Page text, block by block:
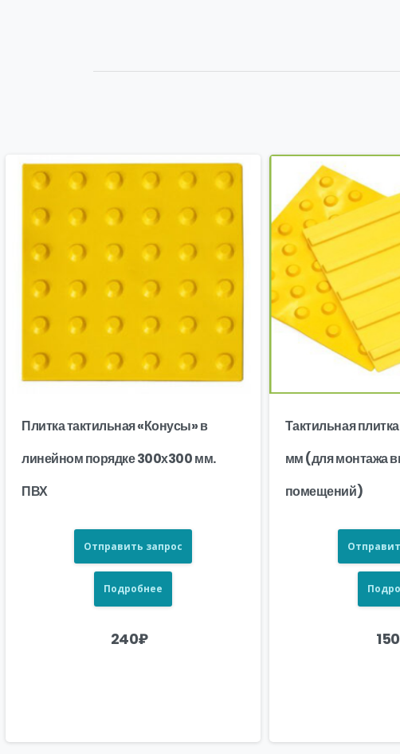
Плитка тактильная «Конусы» в
линейном порядке 300х300 мм.
ПВХ
Отправить запрос
Подробнее
240₽
Тактильная
мм (для монтажа
помещений)
150